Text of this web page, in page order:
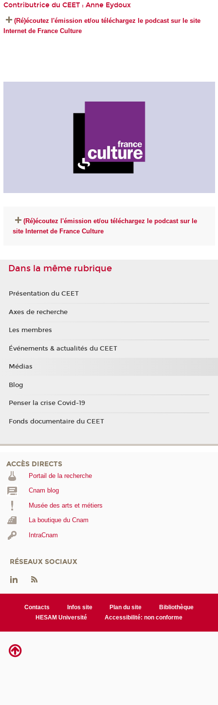
Contributrice du CEET : Anne Eydoux
(Ré)écoutez l'émission et/ou téléchargez le podcast sur le site
Internet de France Culture
(Ré)écoutez l'émission et/ou téléchargez le podcast sur le
site Internet de France Culture
Dans la même rubrique
Présentation du CEET
Axes de recherche
Les membres
Événements & actualités du CEET
Médias
Blog
Penser la crise Covid-19
Fonds documentaire du CEET
ACCÈS DIRECTS
Portail de la recherche
Cnam blog
Musée des arts et métiers
La boutique du Cnam
IntraCnam
RÉSEAUX SOCIAUX
Contacts Infos site Plan du site
Bibliothèque
HESAM Université
Accessibilité: non conforme